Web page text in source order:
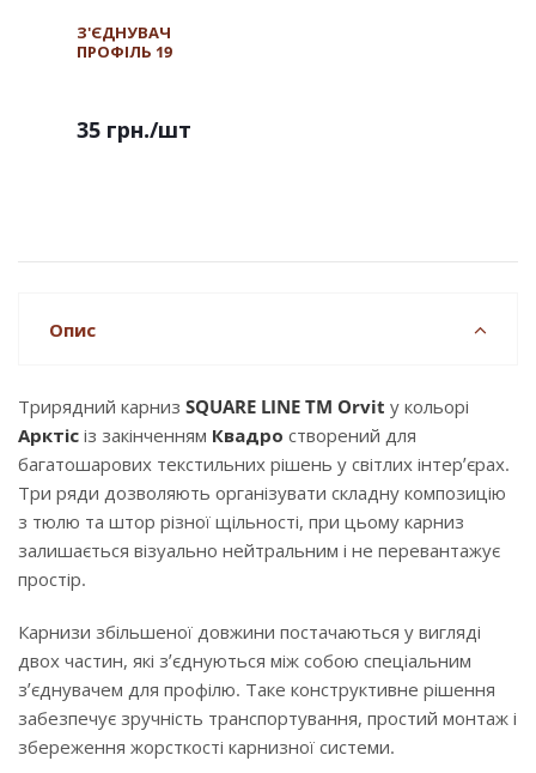
З'ЄДНУВАЧ
ПРОФІЛЬ 19
35 грн./шт
Опис
Трирядний карниз SQUARE LINE TM Orvit у кольорі
Арктіс із закінченням Квадро створений для
багатошарових текстильних рішень у світлих інтер’єрах.
Три ряди дозволяють організувати складну композицію
з тюлю та штор різної щільності, при цьому карниз
залишається візуально нейтральним і не перевантажує
простір.
Карнизи збільшеної довжини постачаються у вигляді
двох частин, які з’єднуються між собою спеціальним
з’єднувачем для профілю. Таке конструктивне рішення
забезпечує зручність транспортування, простий монтаж і
збереження жорсткості карнизної системи.